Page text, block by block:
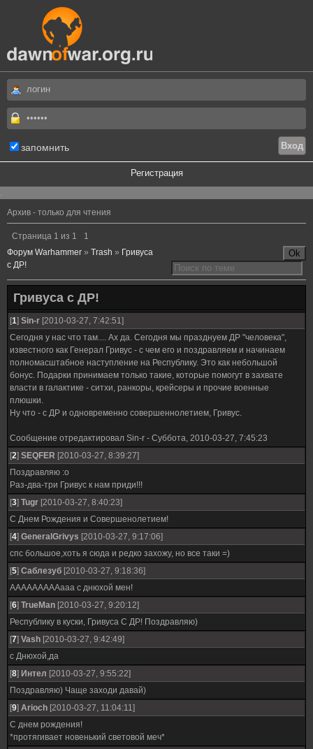
запомнить
Регистрация
.
Архив - только для чтения
Страница 1 из 1
1
Форум Warhammer » Trash » Гривуса
с ДР!
Гривуса с ДР!
[1] Sin-r [2010-03-27, 7:42:51]
Сегодня у нас что там.... Ах да. Сегодня мы празднуем ДР "человека",
известного как Генерал Гривус - с чем его и поздравляем и начинаем
полномасштабное наступление на Республику. Это как небольшой
бонус. Подарки принимаем только такие, которые помогут в захвате
власти в галактике - ситхи, ранкоры, крейсеры и прочие военные
плюшки.
Ну что - с ДР и одновременно совершеннолетием, Гривус.
Сообщение отредактировал Sin-r - Суббота, 2010-03-27, 7:45:23
[2] SEQFER [2010-03-27, 8:39:27]
Поздравляю :о
Раз-два-три Гривус к нам приди!!!
[3] Tugr [2010-03-27, 8:40:23]
С Днем Рождения и Совершенолетием!
[4] GeneralGrivys [2010-03-27, 9:17:06]
спс большое,хоть я сюда и редко захожу, но все таки =)
[5] Саблезуб [2010-03-27, 9:18:36]
АААААААААааа с днюхой мен!
[6] TrueMan [2010-03-27, 9:20:12]
Республику в куски, Гривуса С ДР! Поздравляю)
[7] Vash [2010-03-27, 9:42:49]
с Днюхой,да
[8] Интел [2010-03-27, 9:55:22]
Поздравляю) Чаще заходи давай)
[9] Ariоch [2010-03-27, 11:04:11]
С днем рождения!
*протягивает новенький световой меч*